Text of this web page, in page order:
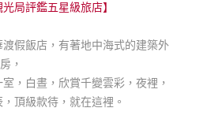
局評鑑五星級旅店】
假飯店，有著地中海式的建築外
，
，白晝，欣賞千變雲彩，夜裡，
頂級款待，就在這裡。